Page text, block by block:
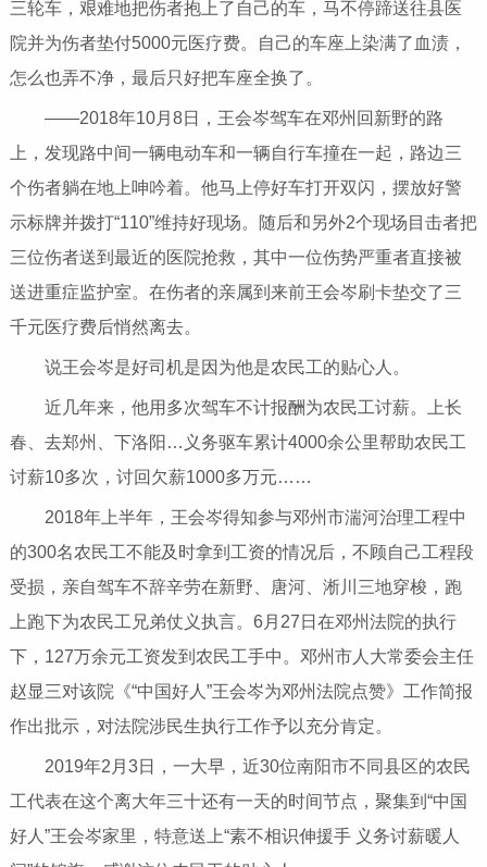
三轮车，艰难地把伤者抱上了自己的车，马不停蹄送往县医
院并为伤者垫付5000元医疗费。自己的车座上染满了血渍，
怎么也弄不净，最后只好把车座全换了。
——2018年10月8日，王会岑驾车在邓州回新野的路
上，发现路中间一辆电动车和一辆自行车撞在一起，路边三
个伤者躺在地上呻吟着。他马上停好车打开双闪，摆放好警
示标牌并拨打“110”维持好现场。随后和另外2个现场目击者把
三位伤者送到最近的医院抢救，其中一位伤势严重者直接被
送进重症监护室。在伤者的亲属到来前王会岑刷卡垫交了三
千元医疗费后悄然离去。
说王会岑是好司机是因为他是农民工的贴心人。
近几年来，他用多次驾车不计报酬为农民工讨薪。上长
春、去郑州、下洛阳…义务驱车累计4000余公里帮助农民工
讨薪10多次，讨回欠薪1000多万元……
2018年上半年，王会岑得知参与邓州市湍河治理工程中
的300名农民工不能及时拿到工资的情况后，不顾自己工程段
受损，亲自驾车不辞辛劳在新野、唐河、淅川三地穿梭，跑
上跑下为农民工兄弟仗义执言。6月27日在邓州法院的执行
下，127万余元工资发到农民工手中。邓州市人大常委会主任
赵显三对该院《“中国好人”王会岑为邓州法院点赞》工作简报
作出批示，对法院涉民生执行工作予以充分肯定。
2019年2月3日，一大早，近30位南阳市不同县区的农民
工代表在这个离大年三十还有一天的时间节点，聚集到“中国
好人”王会岑家里，特意送上“素不相识伸援手 义务讨薪暖人